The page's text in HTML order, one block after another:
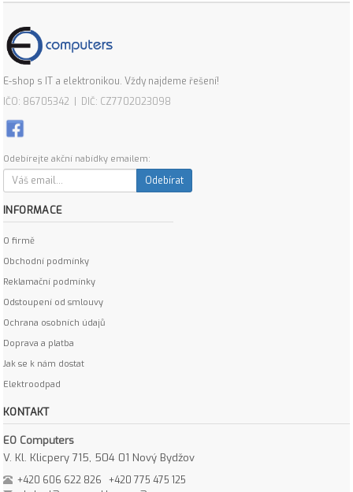
E-shop s IT a elektronikou. Vždy najdeme řešení!
IČO: 86705342 | DIČ: CZ7702023098
Odebírejte akční nabídky emailem:
Odebírat
INFORMACE
O firmě
Obchodní podmínky
Reklamační podmínky
Odstoupení od smlouvy
Ochrana osobních údajů
Doprava a platba
Jak se k nám dostat
Elektroodpad
KONTAKT
EO Computers
V. Kl. Klicpery 715, 504 01 Nový Bydžov
+420 606 622 826
+420 775 475 125